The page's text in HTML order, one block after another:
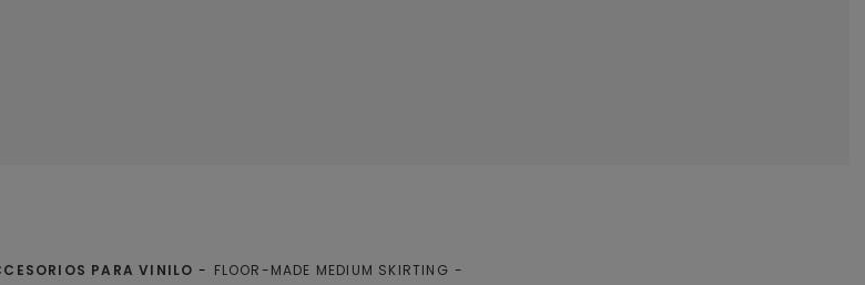
PARA VINILO
FLOOR-MADE MEDIUM SKIRTING